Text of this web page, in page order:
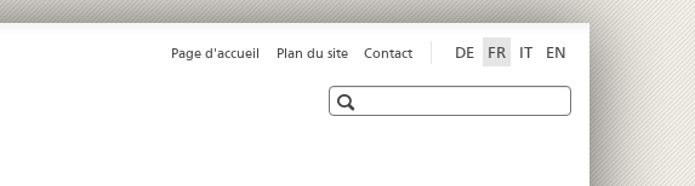
DE FR IT EN
Page d'accueil Plan du site Contact
Recherche